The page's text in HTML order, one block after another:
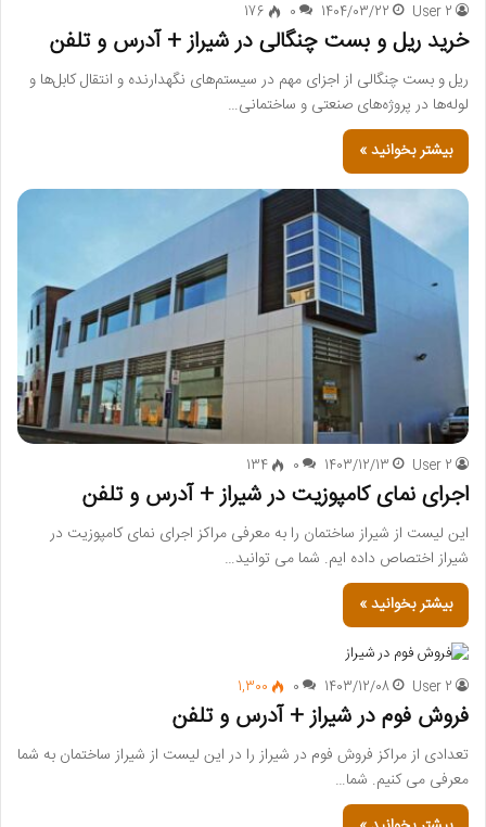
User 2
1404/03/22
0
176
خرید ریل و بست چنگالی در شیراز + آدرس و تلفن
ریل و بست چنگالی از اجزای مهم در سیستم‌های نگهدارنده و انتقال کابل‌ها و
لوله‌ها در پروژه‌های صنعتی و ساختمانی…
بیشتر بخوانید »
User 2
1403/12/13
0
134
اجرای نمای کامپوزیت در شیراز + آدرس و تلفن
این لیست از شیراز ساختمان را به معرفی مراکز اجرای نمای کامپوزیت در
شیراز اختصاص داده ایم. شما می توانید…
بیشتر بخوانید »
User 2
1403/12/08
0
1,300
فروش فوم در شیراز + آدرس و تلفن
تعدادی از مراکز فروش فوم در شیراز را در این لیست از شیراز ساختمان به شما
معرفی می کنیم. شما…